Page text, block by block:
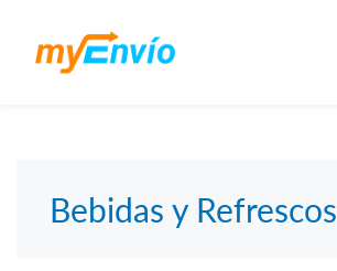
Bebidas y Refrescos